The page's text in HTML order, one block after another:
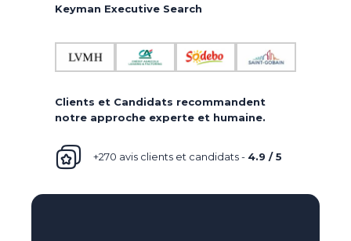
Keyman Executive Search
Clients et Candidats recommandent
notre approche experte et humaine.
+270 avis clients et candidats - 4.9 / 5